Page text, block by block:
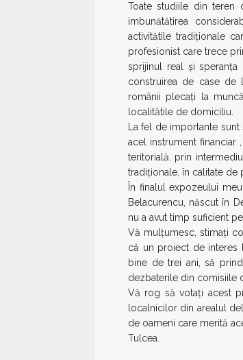
Toate studiile din teren
imbunătătirea
activitătile tradiționale
profesionist care trece
sprijinul real și
construirea de case de
românii plecați la
localitătile de domiciliu.
La fel de importante
acel instrument financiar
teritorială. prin
tradiționale, în calitate de
În finalul expozeului
Belacurencu, născut în
nu a avut timp suficient
Vă mulțumesc, stimați
că un proiect de interes
bine de trei ani, să
dezbaterile din comisiile
Vă rog să votați acest
localnicilor din arealul
de oameni care merită
Tulcea.